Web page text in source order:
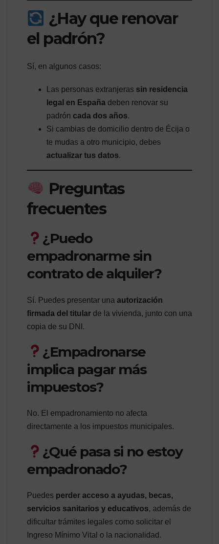
¿Hay que renovar
el padrón?
Sí, en algunos casos:
Las personas extranjeras sin residencia
legal en España deben renovar su
padrón cada dos años.
Si cambias de domicilio dentro de Écija o
te mudas a otro municipio, debes
actualizar tus datos.
Preguntas
frecuentes
¿Puedo
empadronarme sin
contrato de alquiler?
Sí. Puedes presentar una autorización
firmada del titular de la vivienda, junto con una
copia de su DNI.
¿Empadronarse
implica pagar más
impuestos?
No. El empadronamiento no afecta
directamente a los impuestos municipales.
¿Qué pasa si no estoy
empadronado?
Puedes perder acceso a ayudas, becas,
servicios sanitarios y educativos, además de
dificultar trámites legales como solicitar el
Ingreso Mínimo Vital o la nacionalidad.